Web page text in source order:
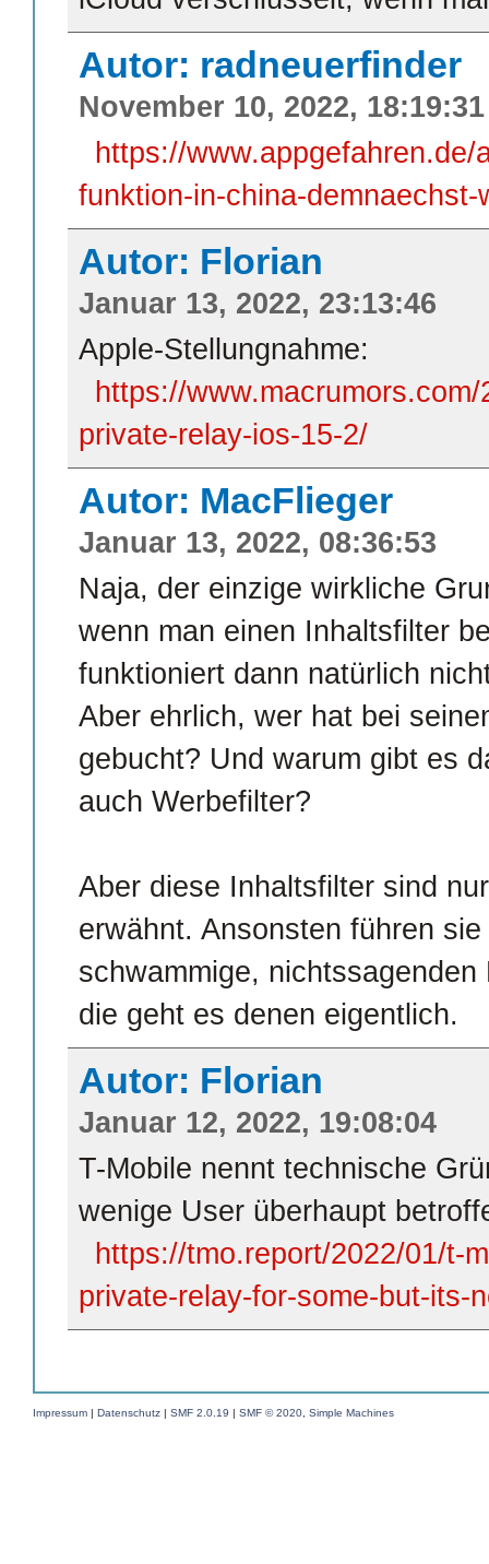
Autor: radneuerfinder
November 10, 2022, 18:19:31
https://
funktion-in-china-
Autor: Florian
Januar 13, 2022, 23:13:46
Apple-Stellungnahme:
https://
private-relay-ios-15-2/
Autor: MacFlieger
Januar 13, 2022, 08:36:53
Naja, der einzige wirkliche
wenn man einen Inhaltsfilter
funktioniert dann natürlich
Aber ehrlich, wer hat bei
gebucht? Und warum gibt es
auch Werbefilter?
Aber diese Inhaltsfilter sind
erwähnt. Ansonsten führen
schwammige,
die geht es denen eigentlich.
Autor: Florian
Januar 12, 2022, 19:08:04
T-Mobile nennt technische
wenige User überhaupt
https://tmo.report/2022/01/t-
private-relay-for-some-but-its-
Impressum | Datenschutz | SMF 2.0.19 | SMF © 2020, Simple Machines